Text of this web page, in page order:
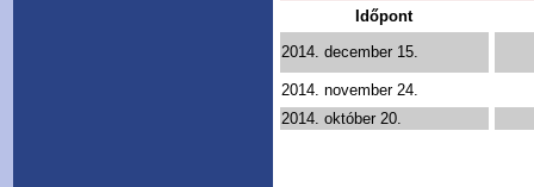
Időpont
2014. december 15.
2014. november 24.
2014. október 20.